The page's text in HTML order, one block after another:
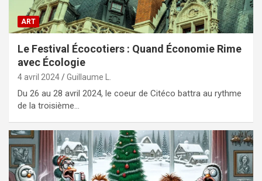
ART
Le Festival Écocotiers : Quand Économie Rime
avec Écologie
4 avril 2024 Guillaume L.
Du 26 au 28 avril 2024, le coeur de Citéco battra au rythme
de la troisième…